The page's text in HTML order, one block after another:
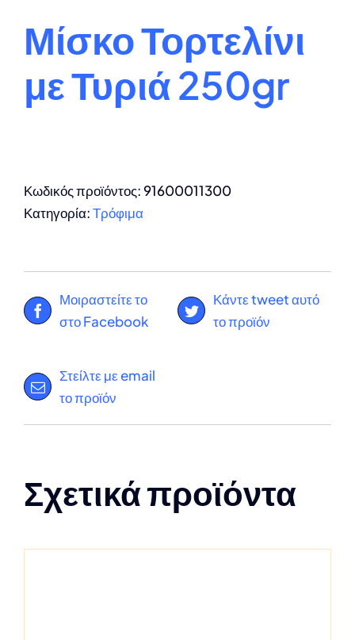
Μίσκο Τορτελίνι
με Τυριά 250gr
Κωδικός προϊόντος: 91600011300
Κατηγορία:Τρόφιμα
Μοιραστείτε το
στο Facebook
Κάντε tweet αυτό
το προϊόν
Στείλτε με email
το προϊόν
Σχετικά προϊόντα